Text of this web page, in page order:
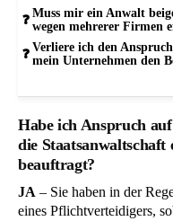
Muss mir ein Anwalt
wegen mehrerer Firmen
Verliere ich den
mein Unternehmen den
Habe ich Anspruch
die Staatsanwaltschaft
beauftragt?
JA – Sie haben in der
eines Pflichtverteidigers,